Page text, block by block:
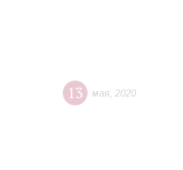
13 мая 2020